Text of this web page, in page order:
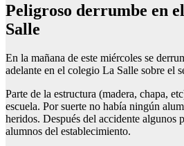
Peligroso derrumbe en
Salle
En la mañana de este miércoles se
adelante en el colegio La Salle sobre el
Parte de la estructura (madera, chapa,
escuela. Por suerte no había ningún
heridos. Después del accidente algunos
alumnos del establecimiento.